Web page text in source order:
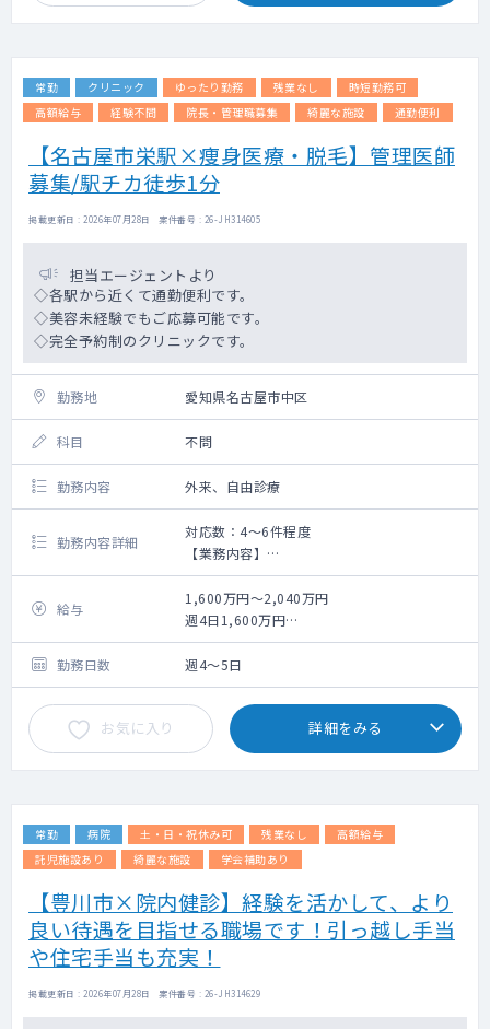
常勤 クリニック ゆったり勤務 残業なし
時短勤務可
高額給与
経験不問 院長・管理職募集 綺麗な施設 通勤便利
【名古屋市栄駅×痩身医療・脱毛】管理医師
募集/駅チカ徒歩1分
掲載更新日 : 2026年07月28日 案件番号 : 26-JH314605
担当エージェントより
◇各駅から近くて通勤便利です。
◇美容未経験でもご応募可能です。
◇完全予約制のクリニックです。
勤務地 愛知県名古屋市中区
科目 不問
勤務内容 外来、自由診療
勤務内容詳細
対応数：4～6件程度
【業務内容】
痩身医療の問診
給与
1,600万円～2,040万円
週4日1,600万円
週5日2,040万円
※いずれも管理医師手当を含む
勤務日数 週4～5日
お気に入り 詳細をみる
常勤 病院 土・日・祝休み可 残業なし
高額給与
託児施設あり
綺麗な施設 学会補助あり
【豊川市×院内健診】経験を活かして、より
良い待遇を目指せる職場です！引っ越し手当
や住宅手当も充実！
掲載更新日 : 2026年07月28日 案件番号 : 26-JH314629